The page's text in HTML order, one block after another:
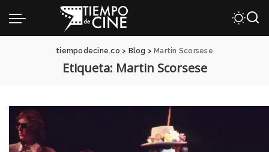
tiempodecine.co > Blog > Martin Scorsese
Etiqueta: Martin Scorsese